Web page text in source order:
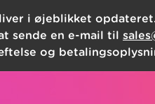
i øjeblikket
sende en e-mail til
og